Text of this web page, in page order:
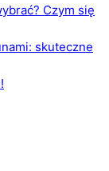
Czym się
skuteczne